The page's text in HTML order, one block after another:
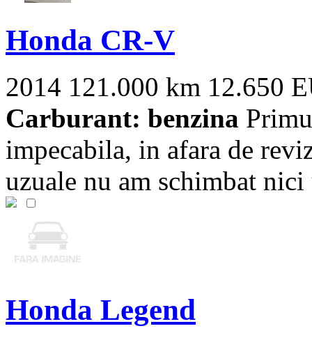
Honda CR-V
2014 121.000 km 12.650
Carburant: benzina
impecabila, in afara de
uzuale nu am schimbat
Honda Legend